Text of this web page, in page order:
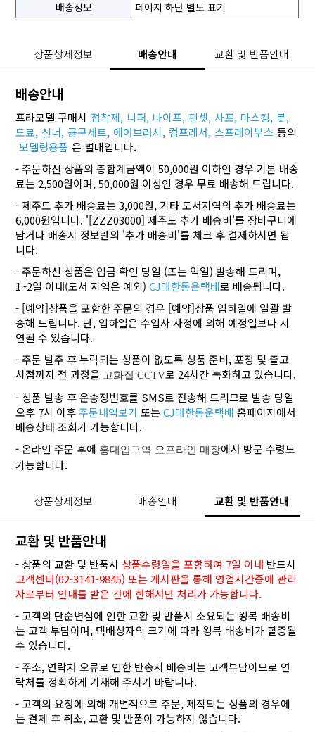
배송정보
페이지 하단 별도 표기
상품상세정보 배송안내 교환 및 반품안내
배송안내
프라모델 구매시 접착제, 니퍼, 나이프, 핀셋, 사포, 마스킹, 붓,
도료, 신너, 공구세트, 에어브러시, 컴프레서, 스프레이부스 등의
모델링용품 은 별매입니다.
- 주문하신 상품의 총합계금액이 50,000원 이하인 경우 기본 배송
료는 2,500원이며, 50,000원 이상인 경우 무료 배송해 드립니다.
- 제주도 추가 배송료는 3,000원, 기타 도서지역의 추가 배송료는
6,000원입니다. '[ZZZ03000] 제주도 추가 배송비'를 장바구니에
담거나 배송지 정보란의 '추가 배송비'를 체크 후 결제하시면 됩
니다.
- 주문하신 상품은 입금 확인 당일 (또는 익일) 발송해 드리며,
1~2일 이내(도서 지역은 예외)CJ대한통운택배로 배송됩니다.
- [예약]상품을 포함한 주문의 경우 [예약]상품 입하일에 일괄 발
송해 드립니다. 단, 입하일은 수입사 사정에 의해 예정일보다 지
연될 수 있습니다.
- 주문 발주 후 누락되는 상품이 없도록 상품 준비, 포장 및 출고
시점까지 전 과정을 고화질 CCTV로 24시간 녹화하고 있습니다.
- 상품 발송 후 운송장번호를 SMS로 전송해 드리므로 발송 당일
오후 7시 이후주문내역보기 또는CJ대한통운택배 홈페이지에서
배송상태 조회가 가능합니다.
- 온라인 주문 후에 홍대입구역 오프라인 매장에서 방문 수령도
가능합니다.
상품상세정보 배송안내 교환 및 반품안내
교환 및 반품안내
- 상품의 교환 및 반품시 상품수령일을 포함하여 7일 이내 반드시
고객센터(02-3141-9845) 또는 게시판을 통해 영업시간중에 관리
자로부터 안내를 받은 건에 한해서만 처리가 가능합니다.
- 고객의 단순변심에 인한 교환 및 반품시 소요되는 왕복 배송비
는 고객 부담이며, 택배상자의 크기에 따라 왕복 배송비가 할증될
수 있습니다.
- 주소, 연락처 오류로 인한 반송시 배송비는 고객부담이므로 연
락처를 정확하게 기재해 주시기 바랍니다.
- 고객의 요청에 의해 개별적으로 주문, 제작되는 상품의 경우에
는 결제 후 취소, 교환 및 반품이 가능하지 않습니다.